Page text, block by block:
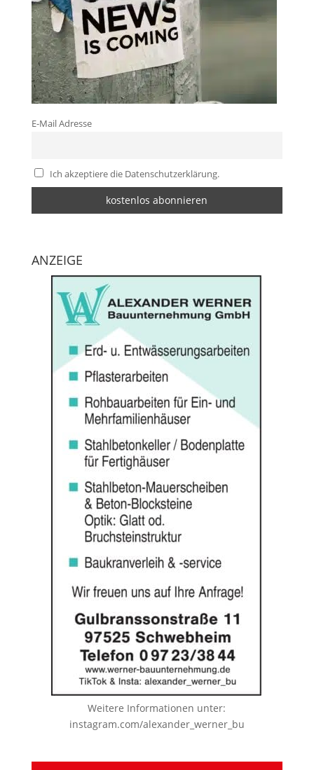
E-Mail Adresse
Ich akzeptiere die Datenschutzerklärung.
ANZEIGE
Weitere Informationen unter:
instagram.com/alexander_werner_bu